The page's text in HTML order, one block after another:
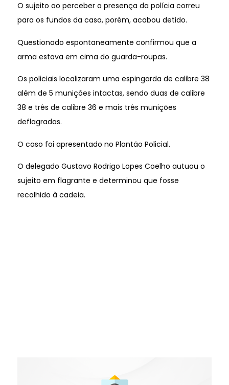
O sujeito ao perceber a presença da polícia correu
para os fundos da casa, porém, acabou detido.
Questionado espontaneamente confirmou que a
arma estava em cima do guarda-roupas.
Os policiais localizaram uma espingarda de calibre 38
além de 5 munições intactas, sendo duas de calibre
38 e três de calibre 36 e mais três munições
deflagradas.
O caso foi apresentado no Plantão Policial.
O delegado Gustavo Rodrigo Lopes Coelho autuou o
sujeito em flagrante e determinou que fosse
recolhido à cadeia.